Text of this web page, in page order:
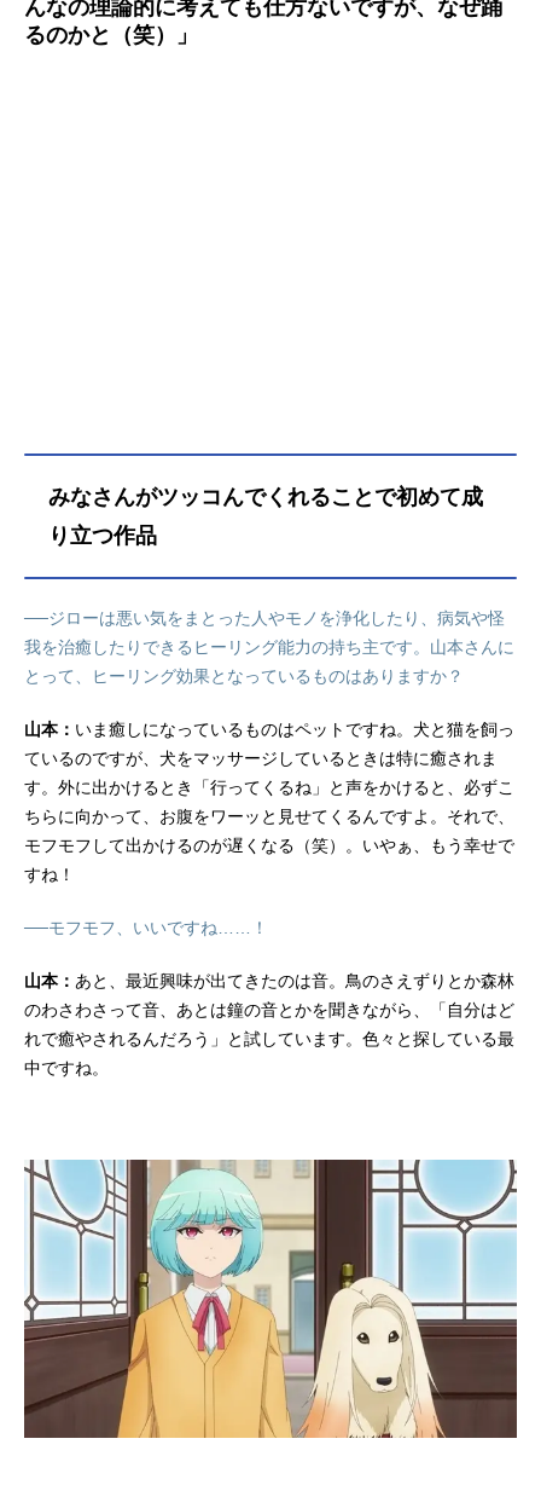
んなの理論的に考えても仕方ないですが、なぜ踊
るのかと（笑）」
みなさんがツッコんでくれることで初めて成
り立つ作品
──ジローは悪い気をまとった人やモノを浄化したり、病気や怪
我を治癒したりできるヒーリング能力の持ち主です。山本さんに
とって、ヒーリング効果となっているものはありますか？
山本： いま癒しになっているものはペットですね。犬と猫を飼っ
ているのですが、犬をマッサージしているときは特に癒されま
す。外に出かけるとき「行ってくるね」と声をかけると、必ずこ
ちらに向かって、お腹をワーッと見せてくるんですよ。それで、
モフモフして出かけるのが遅くなる（笑）。いやぁ、もう幸せで
すね！
──モフモフ、いいですね……！
山本： あと、最近興味が出てきたのは音。鳥のさえずりとか森林
のわさわさって音、あとは鐘の音とかを聞きながら、「自分はど
れで癒やされるんだろう」と試しています。色々と探している最
中ですね。